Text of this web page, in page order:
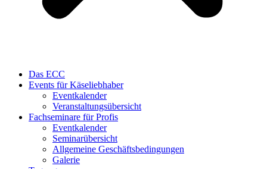
Das ECC
Events für Käseliebhaber
Eventkalender
Veranstaltungsübersicht
Fachseminare für Profis
Eventkalender
Seminarübersicht
Allgemeine Geschäftsbedingungen
Galerie